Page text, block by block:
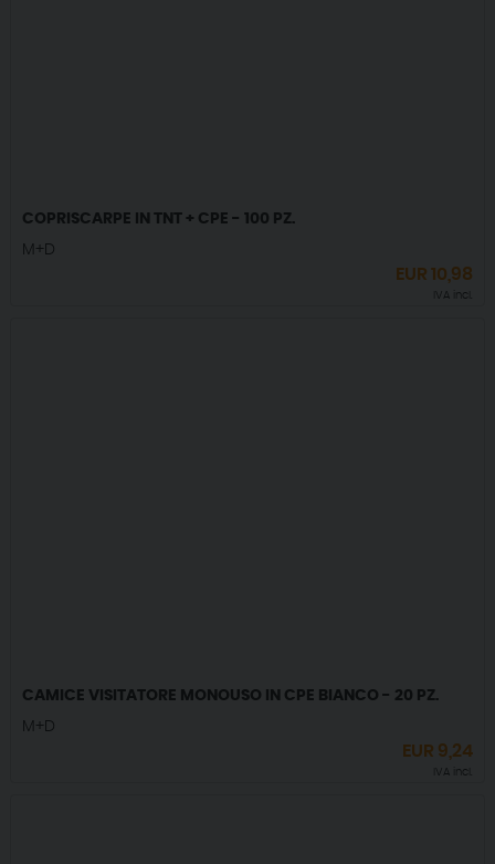
COPRISCARPE IN TNT + CPE - 100 PZ.
M+D
EUR10,98
IVA incl.
CAMICE VISITATORE MONOUSO IN CPE BIANCO - 20 PZ.
M+D
EUR 9,24
IVA incl.